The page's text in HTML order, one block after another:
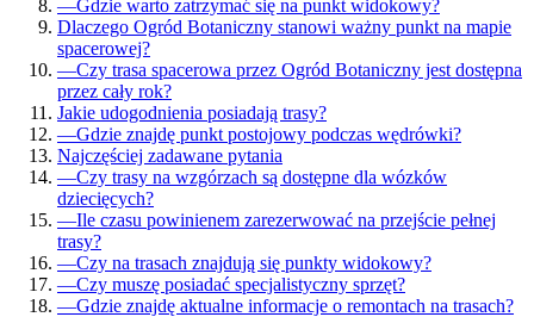
—Gdzie warto zatrzymać się na punkt widokowy?
Dlaczego Ogród Botaniczny stanowi ważny punkt na mapie
spacerowej?
—Czy trasa spacerowa przez Ogród Botaniczny jest dostępna
przez cały rok?
Jakie udogodnienia posiadają trasy?
—Gdzie znajdę punkt postojowy podczas wędrówki?
Najczęściej zadawane pytania
—Czy trasy na wzgórzach są dostępne dla wózków
dziecięcych?
—Ile czasu powinienem zarezerwować na przejście pełnej
trasy?
—Czy na trasach znajdują się punkty widokowy?
—Czy muszę posiadać specjalistyczny sprzęt?
—Gdzie znajdę aktualne informacje o remontach na trasach?